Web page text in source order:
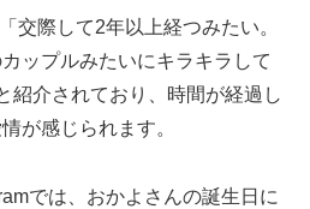
交際して2年以上経つみたい。
ップルみたいにキラキラして
紹介されており、時間が経過し
が感じられます。
では、おかよさんの誕生日に